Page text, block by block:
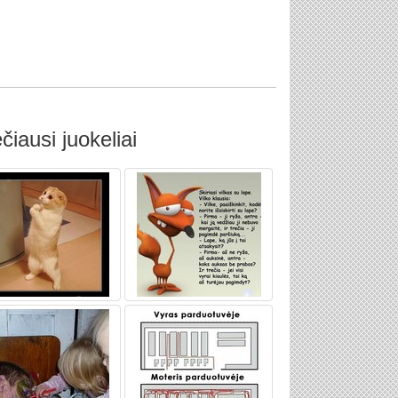
juokeliai